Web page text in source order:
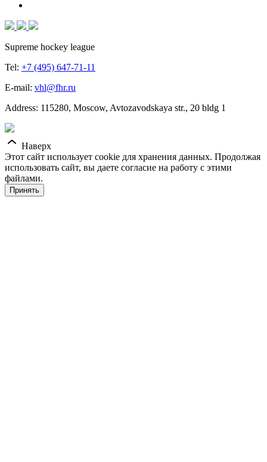
Supreme hockey league
Tel: +7 (495) 647-71-11
E-mail: vhl@fhr.ru
Address: 115280, Moscow, Avtozavodskaya str., 20 bldg 1
Наверх
Этот сайт использует cookie для хранения данных. Продолжая
использовать сайт, вы даете согласие на работу с этими
файлами.
Принять